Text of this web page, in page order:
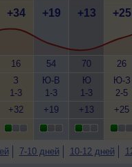
+34
16
З
1-3
+32
+19
54
Ю-В
1-3
+19
+13
70
Ю
1-3
+13
+25
26
Ю-З
2-5
+25
7-10 дней 10-12 дней